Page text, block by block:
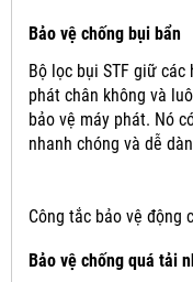
Bảo vệ chống bụi bẩn
Bộ lọc bụi STF giữ
phát chân không và
bảo vệ máy phát. Nó
nhanh chóng và dễ
Công tắc bảo vệ động
Bảo vệ chống quá tải